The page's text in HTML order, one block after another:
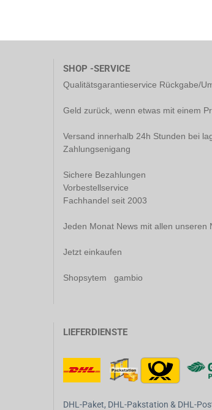
SHOP -SERVICE
Qualitätsgarantieservice Rückgabe/
Geld zurück, wenn etwas mit einem
Versand innerhalb 24h Stunden bei
Zahlungsenigang
Sichere Bezahlungen
Vorbestellservice
Fachhandel seit 2003
Jeden Monat News mit allen unseren
Jetzt einkaufen
Shopsytem gambio
LIEFERDIENSTE
DHL-Paket, DHL-Pakstation & DHL-